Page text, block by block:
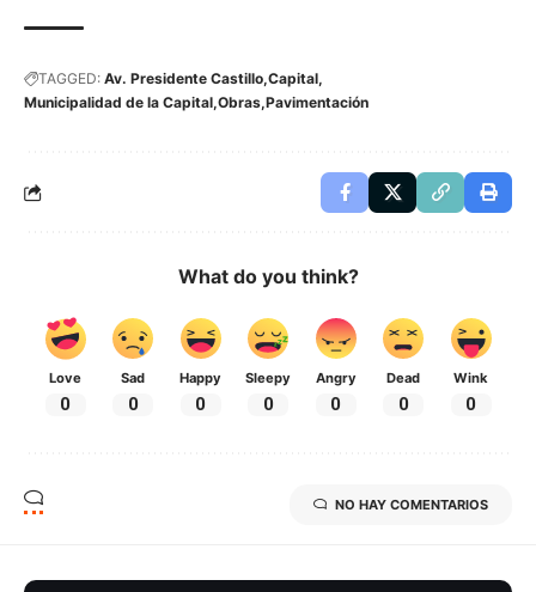
TAGGED: Av. Presidente Castillo Capital
Municipalidad de la Capital Obras Pavimentación
What do you think?
Love
0
Sad
0
Happy
0
Sleepy
0
Angry
0
Dead
0
Wink
0
NO HAY COMENTARIOS